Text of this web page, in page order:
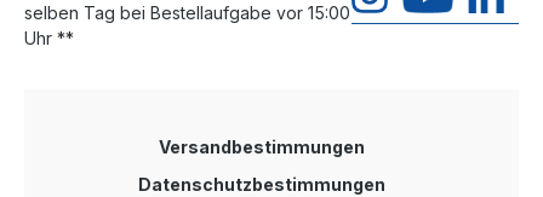
selben Tag bei Bestellaufgabe vor 15:00
Uhr **
Versandbestimmungen
Datenschutzbestimmungen